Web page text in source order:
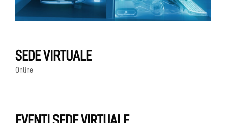
SEDE VIRTUALE
Online